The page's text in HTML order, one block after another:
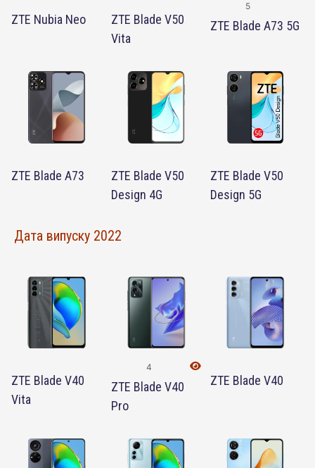
ZTE Nubia Neo
ZTE Blade V50
Vita
5
ZTE Blade A73 5G
ZTE Blade A73
ZTE Blade V50
Design 4G
ZTE Blade V50
Design 5G
Дата випуску 2022
ZTE Blade V40
Vita
4
ZTE Blade V40
Pro
ZTE Blade V40